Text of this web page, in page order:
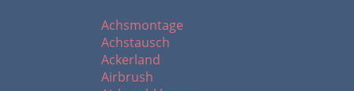
Achsmontage
Achstausch
Ackerland
Airbrush